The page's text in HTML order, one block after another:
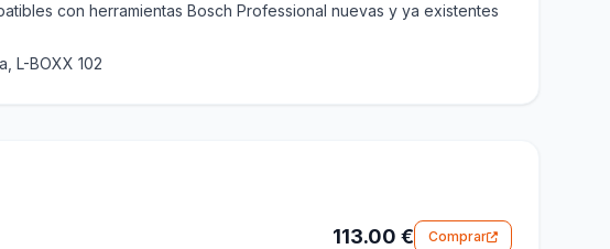
con herramientas Bosch Professional nuevas y ya existentes
L-BOXX 102
113.00 € Comprar